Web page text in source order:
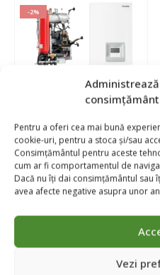
Administrează
Pentru a oferi cea mai bună
cookie-uri, pentru a stoca și/sau
Consimțământul pentru aceste
cum ar fi comportamentul de
Dacă nu îți dai consimțământul
avea afecte negative asupra unor
Vezi
100 kW
105 kW
110 kW
115 kW
120 kW
135 kW
-2%
POMPE DE CALDURA HITACHI YUTAKI
Pompa de caldura Hitachi
Yutaki S RWM-2.0NRE+RAS-
2WHVRP 4.3kW
0out of 5
25.000,00lei